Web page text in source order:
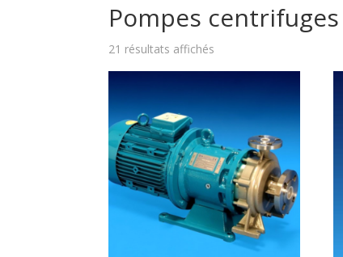
Pompes centrifuges
21 résultats affichés